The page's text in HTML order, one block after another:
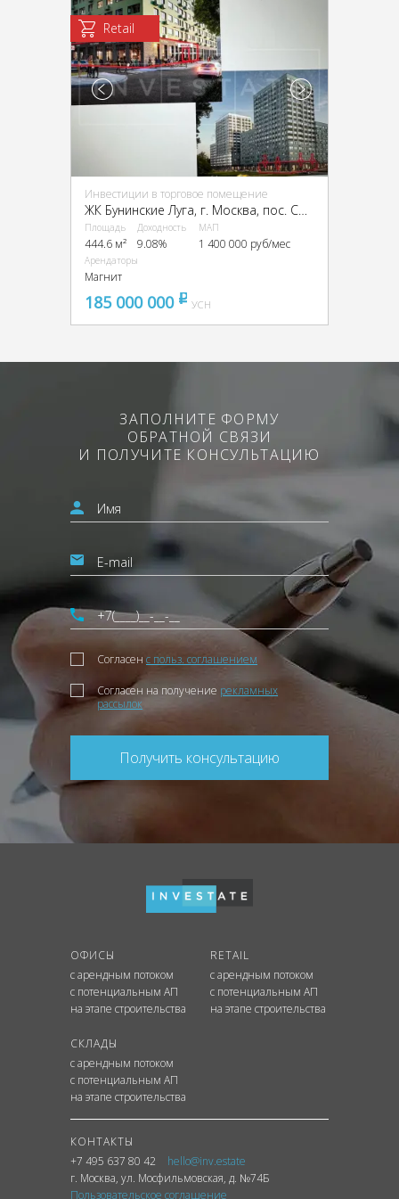
Retail
Инвестиции в торговое помещение
ЖК Бунинские Луга, г. Москва, пос. Сосенское, Куприна пр-кт, 7к1
Площадь
444.6 м²
Доходность
9.08%
МАП
1 400 000 руб/мес
Арендаторы
Магнит
185 000 000 pуб
УСН
ЗАПОЛНИТЕ ФОРМУ
ОБРАТНОЙ СВЯЗИ
И ПОЛУЧИТЕ КОНСУЛЬТАЦИЮ
Согласен с польз. соглашением
Согласен на получение рекламных
рассылок
Получить консультацию
ОФИСЫ
с арендным потоком
с потенциальным АП
на этапе строительства
RETAIL
с арендным потоком
с потенциальным АП
на этапе строительства
СКЛАДЫ
с арендным потоком
с потенциальным АП
на этапе строительства
КОНТАКТЫ
+7 495 637 80 42
hello@inv.estate
г. Москва, ул. Мосфильмовская, д. №74Б
Пользовательское соглашение